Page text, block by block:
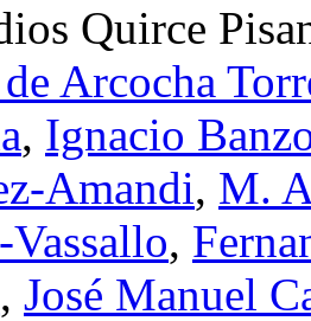
Quirce
Arcocha
, Ignacio
Amandi, M.
,
, José Manuel